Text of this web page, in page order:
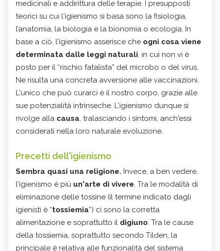
medicinali e addirittura delle terapie. I presupposti
teorici su cui l'igienismo si basa sono la fisiologia,
l’anatomia, la biologia e la bionomia o ecologia. In
base a ciò, l'igienismo asserisce che ogni cosa viene
determinata dalle leggi naturali, in cui non vi è
posto per il “rischio fatalista” del microbo o del virus.
Ne risulta una concreta avversione alle vaccinazioni.
L'unico che può curarci è il nostro corpo, grazie alle
sue potenzialità intrinseche. L'igienismo dunque si
rivolge alla causa, tralasciando i sintomi, anch'essi
considerati nella loro naturale evoluzione.
Precetti dell'igienismo
Sembra quasi una religione. Invece, a ben vedere,
l'igienismo è più un'arte di vivere. Tra le modalità di
eliminazione delle tossine (il termine indicato dagli
igienisti è “tossiemia”) ci sono la corretta
alimentazione e soprattutto il digiuno. Tra le cause
della tossiemia, soprattutto secondo Tilden, la
principale è relativa alle funzionalità del sistema